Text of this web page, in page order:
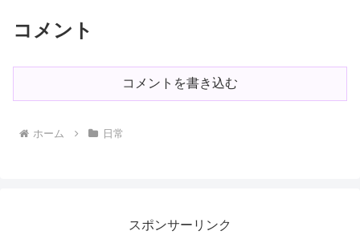
コメント
コメントを書き込む
ホーム 日常
スポンサーリンク